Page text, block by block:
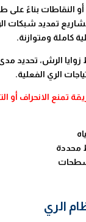
النقاطات بناءً على
تمديد شبكات
كاملة ومتوازنة.
الرش، تحديد
الري الفعلية.
تمنع الانحراف أو
محددة
الري